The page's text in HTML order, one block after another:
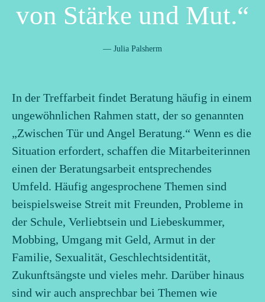
von Stärke und Mut.
— Julia Palsherm
In der Treffarbeit findet Beratung häufig in einem
ungewöhnlichen Rahmen statt, der so genannten
„Zwischen Tür und Angel Beratung.“ Wenn es die
Situation erfordert, schaffen die Mitarbeiterinnen
einen der Beratungsarbeit entsprechendes
Umfeld. Häufig angesprochene Themen sind
beispielsweise Streit mit Freunden, Probleme in
der Schule, Verliebtsein und Liebeskummer,
Mobbing, Umgang mit Geld, Armut in der
Familie, Sexualität, Geschlechtsidentität,
Zukunftsängste und vieles mehr. Darüber hinaus
sind wir auch ansprechbar bei Themen wie